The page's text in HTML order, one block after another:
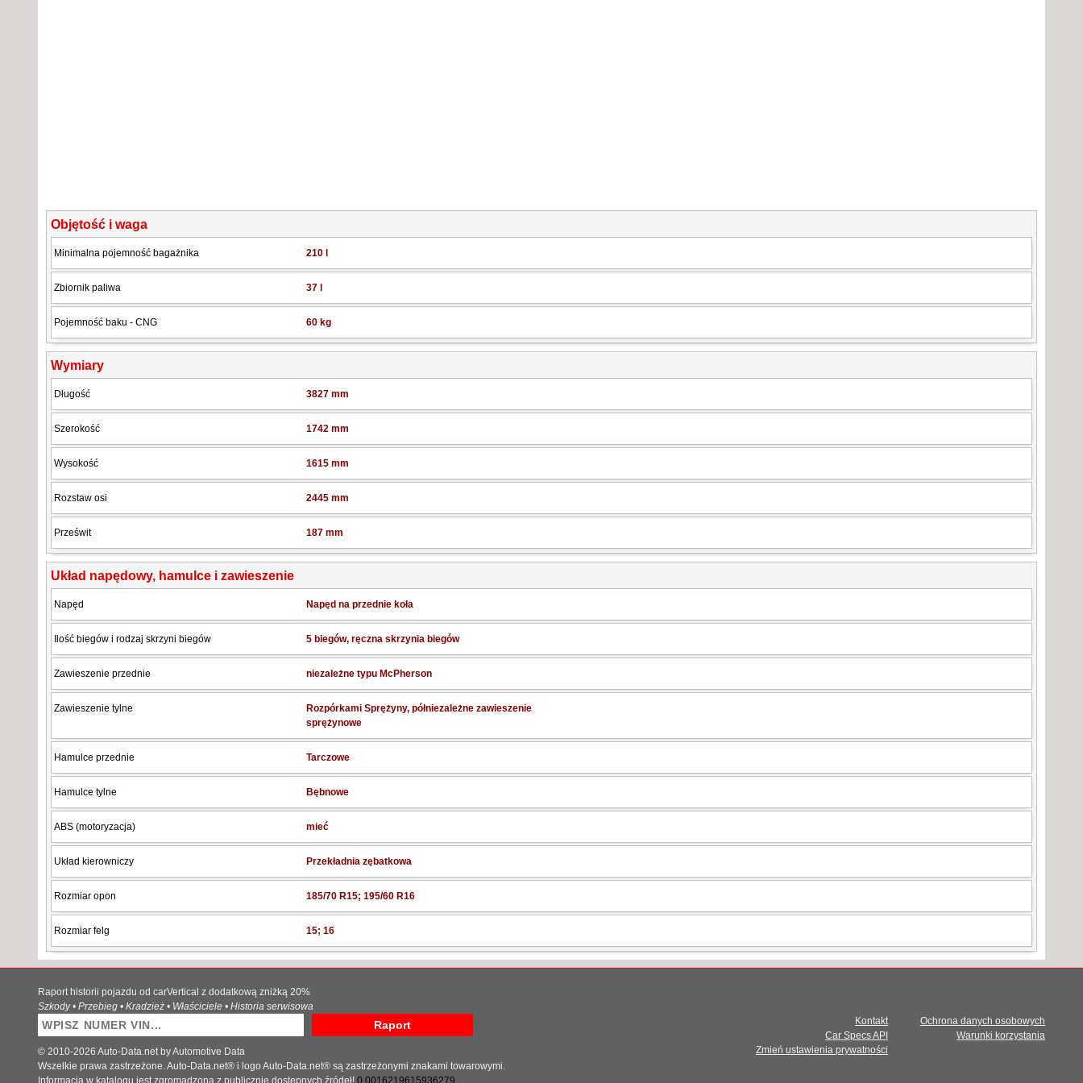
Objętość i waga
Minimalna pojemność bagażnika 210 l
Zbiornik paliwa 37 l
Pojemność baku - CNG 60 kg
Wymiary
Długość 3827 mm
Szerokość 1742 mm
Wysokość 1615 mm
Rozstaw osi 2445 mm
Prześwit 187 mm
Układ napędowy, hamulce i zawieszenie
Napęd Napęd na przednie koła
Ilość biegów i rodzaj skrzyni biegów 5 biegów, ręczna skrzynia biegów
Zawieszenie przednie niezależne typu McPherson
Zawieszenie tylne
Rozpórkami Sprężyny, półniezależne zawieszenie
sprężynowe
Hamulce przednie Tarczowe
Hamulce tylne Bębnowe
ABS (motoryzacja) mieć
Układ kierowniczy Przekładnia zębatkowa
Rozmiar opon 185/70 R15; 195/60 R16
Rozmiar felg 15; 16
Raport historii pojazdu od carVertical z dodatkową zniżką 20%
Szkody • Przebieg • Kradzież • Właściciele • Historia serwisowa
Raport
Ochrona danych osobowych
Warunki korzystania
Kontakt
Car Specs API
Zmień ustawienia prywatności
© 2010-2026 Auto-Data.net by Automotive Data
Wszelkie prawa zastrzeżone. Auto-Data.net® i logo Auto-Data.net® są zastrzeżonymi znakami towarowymi.
Informacja w katalogu jest zgromadzona z publicznie dostępnych źródeł! 0.0016219615936279